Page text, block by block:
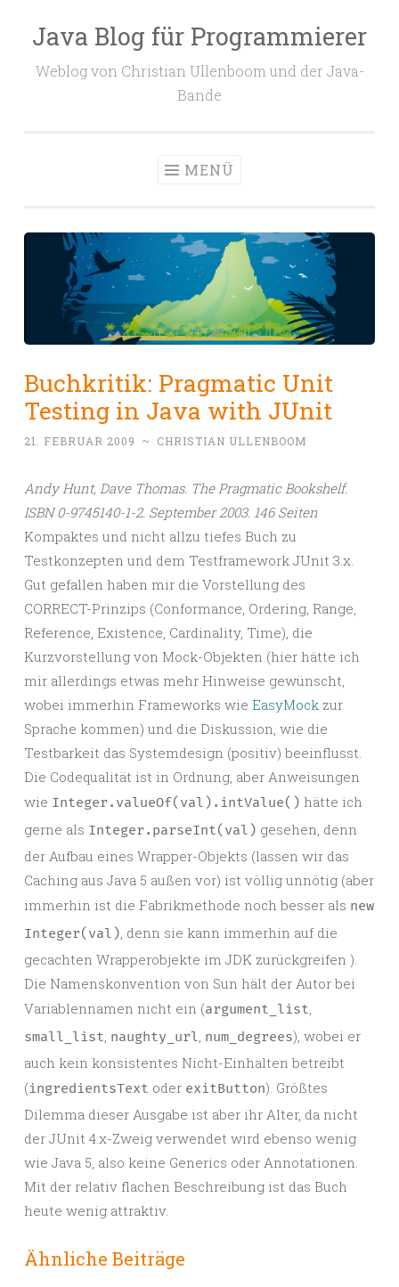
Zum
springen
Java Blog für Programmierer
Weblog von Christian Ullenboom und der Java-
Bande
MENÜ
Buchkritik: Pragmatic Unit
Testing in Java with JUnit
21. FEBRUAR 2009 ~ CHRISTIAN ULLENBOOM
Andy Hunt, Dave Thomas. The Pragmatic Bookshelf.
ISBN 0-9745140-1-2. September 2003. 146 Seiten
Kompaktes und nicht allzu tiefes Buch zu
Testkonzepten und dem Testframework JUnit 3.x.
Gut gefallen haben mir die Vorstellung des
CORRECT-Prinzips (Conformance, Ordering, Range,
Reference, Existence, Cardinality, Time), die
Kurzvorstellung von Mock-Objekten (hier hätte ich
mir allerdings etwas mehr Hinweise gewünscht,
wobei immerhin Frameworks wie EasyMock zur
Sprache kommen) und die Diskussion, wie die
Testbarkeit das Systemdesign (positiv) beeinflusst.
Die Codequalität ist in Ordnung, aber Anweisungen
wie Integer.valueOf(val).intValue() hätte ich
gerne als Integer.parseInt(val) gesehen, denn
der Aufbau eines Wrapper-Objekts (lassen wir das
Caching aus Java 5 außen vor) ist völlig unnötig (aber
immerhin ist die Fabrikmethode noch besser als new
Integer(val), denn sie kann immerhin auf die
gecachten Wrapperobjekte im JDK zurückgreifen ).
Die Namenskonvention von Sun hält der Autor bei
Variablennamen nicht ein (argument_list,
small_list, naughty_url, num_degrees), wobei er
auch kein konsistentes Nicht-Einhalten betreibt
(ingredientsText oder exitButton). Größtes
Dilemma dieser Ausgabe ist aber ihr Alter, da nicht
der JUnit 4.x-Zweig verwendet wird ebenso wenig
wie Java 5, also keine Generics oder Annotationen.
Mit der relativ flachen Beschreibung ist das Buch
heute wenig attraktiv.
Ähnliche Beiträge